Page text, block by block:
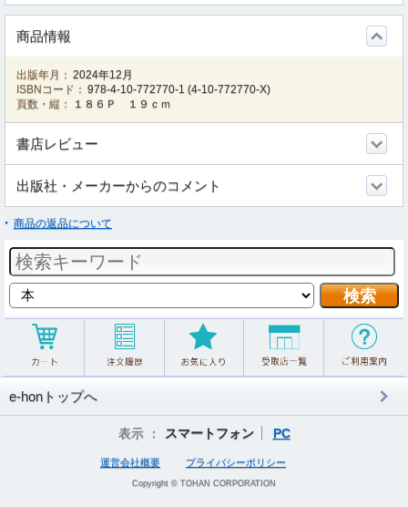
商品情報
出版年月： 2024年12月
ISBNコード： 978-4-10-772770-1 (4-10-772770-X)
頁数・縦：
１８６Ｐ １９ｃｍ
書店レビュー
出版社・メーカーからのコメント
商品の返品について
e-honトップへ
表示 ： スマートフォン PC
運営会社概要 プライバシーポリシー
Copyright © TOHAN CORPORATION